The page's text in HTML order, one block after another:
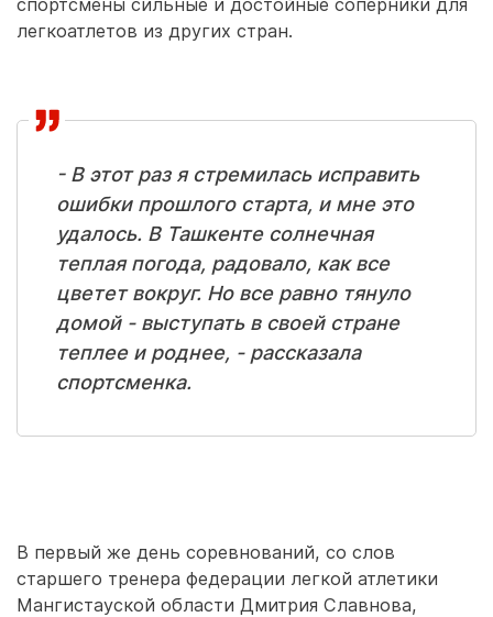
спортсмены сильные и достойные соперники для
легкоатлетов из других стран.
- В этот раз я стремилась исправить
ошибки прошлого старта, и мне это
удалось. В Ташкенте солнечная
теплая погода, радовало, как все
цветет вокруг. Но все равно тянуло
домой - выступать в своей стране
теплее и роднее, - рассказала
спортсменка.
В первый же день соревнований, со слов
старшего тренера федерации легкой атлетики
Мангистауской области Дмитрия Славнова,